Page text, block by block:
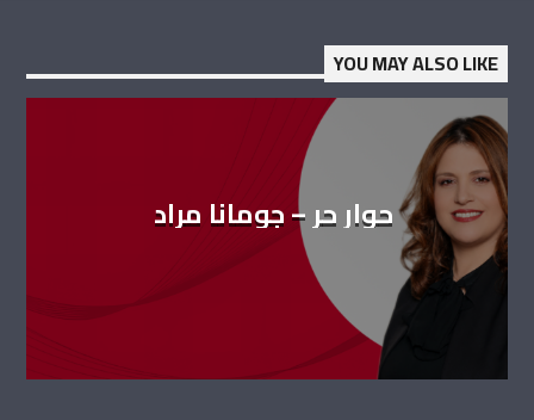
YOU MAY ALSO LIKE
حوار حر – جومانا مراد